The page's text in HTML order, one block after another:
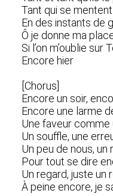
Tant qui se
En des instants de
Ô je donne ma
Si l’on m’oublie sur
Encore hier
[Chorus]
Encore un soir,
Encore une larme
Une faveur comme
Un souffle, une
Un peu de nous, un
Pour tout se dire
Un regard, juste un
À peine encore, je